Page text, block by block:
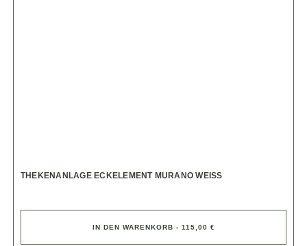
THEKENANLAGE ECKELEMENT MURANO WEISS
IN DEN WARENKORB - 115,00 €